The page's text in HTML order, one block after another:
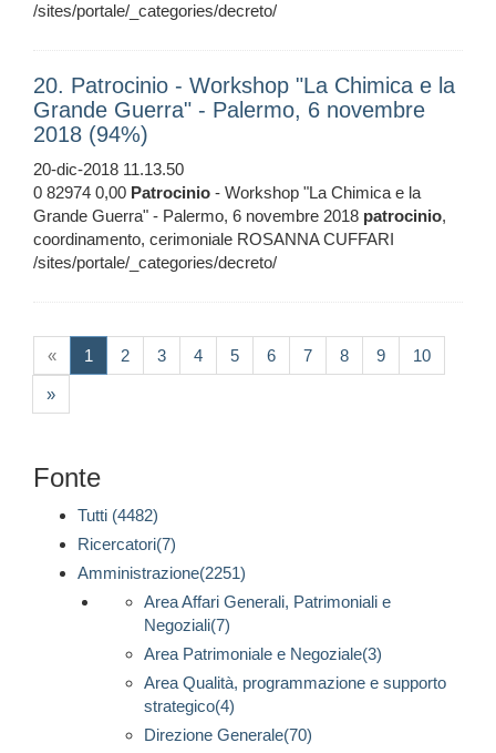
/sites/portale/_categories/decreto/
20. Patrocinio - Workshop "La Chimica e la
Grande Guerra" - Palermo, 6 novembre
2018 (94%)
20-dic-2018 11.13.50
0 82974 0,00 Patrocinio - Workshop "La Chimica e la
Grande Guerra" - Palermo, 6 novembre 2018 patrocinio,
coordinamento, cerimoniale ROSANNA CUFFARI
/sites/portale/_categories/decreto/
« 1 (current)
2 3 4 5 6 7 8 9 10
»
Fonte
Tutti (4482)
Ricercatori(7)
Amministrazione(2251)
Area Affari Generali, Patrimoniali e
Negoziali(7)
Area Patrimoniale e Negoziale(3)
Area Qualità, programmazione e supporto
strategico(4)
Direzione Generale(70)